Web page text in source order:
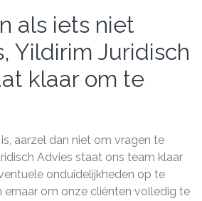
als iets niet
Yildirim Juridisch
klaar om te
aarzel dan niet om vragen te
Advies staat ons team klaar
onduidelijkheden op te
ernaar om onze cliënten volledig te